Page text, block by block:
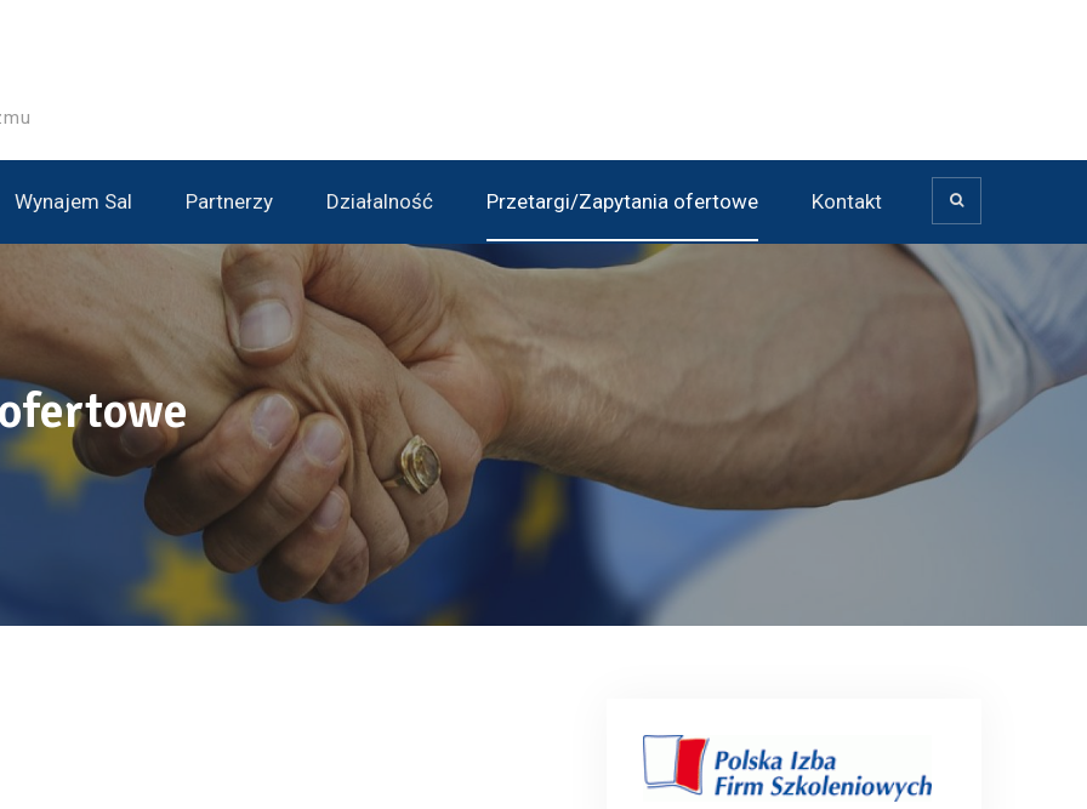
Wynajem Sal Partnerzy Działalność Przetargi/Zapytania ofertowe Kontakt